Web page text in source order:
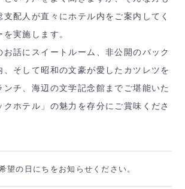
配人が直々にホテル内をご案内してく
実施します。
話にスイートルーム、非公開のバック
、そして昭和の文豪が愛したカツレツを
チ、海辺の文学記念館までご堪能いた
ホテル」の魅力を存分にご賞味くださ
望の日にちをお知らせください。